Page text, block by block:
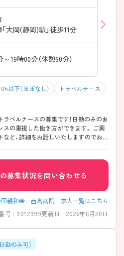
大岡(静岡)駅」徒歩11分
19時00分（休憩60分）
以下（ほぼなし） トラベルナース
ラベルナースの募集です！日勤のみのお
スの重視した働き方ができます。 ご興
など、詳細をお話しいたしますのでお気
募集状況を問い合わせる
団親和会 西島病院 求人一覧はこちら
号 : 9012999更新日 : 2026年6月30日
勤のみ可）